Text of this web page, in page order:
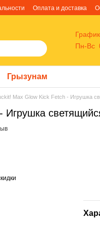
Оплата и доставка
Пн-Вс
Грызунам
Max Glow Kick Fetch - Игрушка
Игрушка